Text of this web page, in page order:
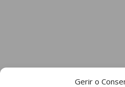
Gerir o